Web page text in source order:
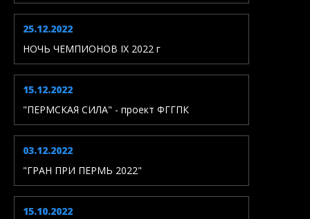
25.12.2022
НОЧЬ ЧЕМПИОНОВ IX 2022 г
15.12.2022
"ПЕРМСКАЯ СИЛА" - проект ФГГПК
03.12.2022
"ГРАН ПРИ ПЕРМЬ 2022"
15.10.2022